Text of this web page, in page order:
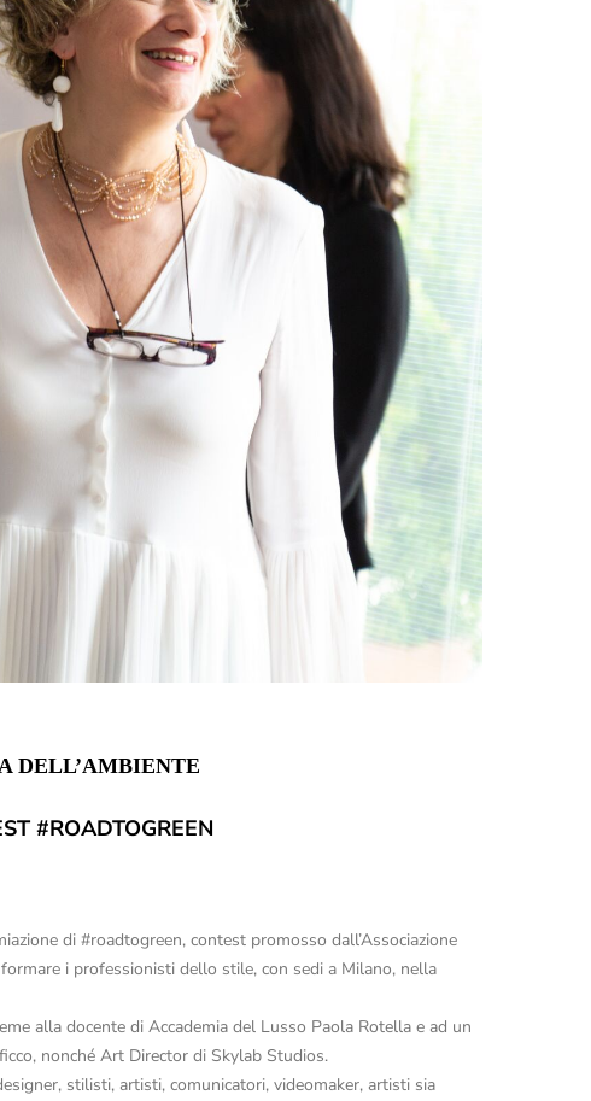
DELL’AMBIENTE
#ROADTOGREEN
di #roadtogreen, contest promosso dall’Associazione
i professionisti dello stile, con sedi a Milano, nella
alla docente di Accademia del Lusso Paola Rotella e ad un
nonché Art Director di Skylab Studios.
stilisti, artisti, comunicatori, videomaker, artisti sia